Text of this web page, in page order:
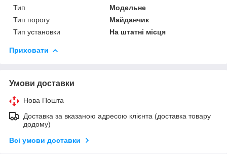
Тип
Модельне
Тип порогу
Майданчик
Тип установки
На штатні місця
Приховати
Умови доставки
Нова Пошта
Доставка за вказаною адресою клієнта (доставка товару
додому)
Всі умови доставки